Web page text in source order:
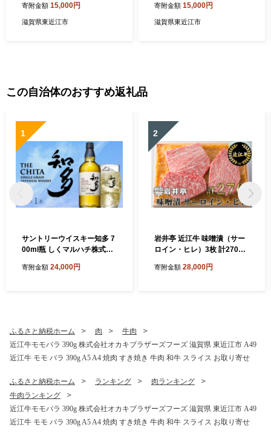
ーズ 滋賀県 東近江市 A-E08
近江牛 すき焼き しゃぶしゃ
寄附金額 15,000円
滋賀県東近江市
近江牛 焼肉 おまかせ 390g A
5 A4 モモ バラ 肩ロース 牛
寄附金額 15,000円
滋賀県東近江市
この自治体のおすすめ返礼品
1
サントリーウイスキー知多 7
00ml瓶 しくマルハチ株式会
イスキー 知多 シングルグレ
寄附金額 24,000円
2
岩井亭 近江牛 味噌漬（サー
ロイン・ヒレ）3枚 計270g
洛西店 滋賀県 東近江市 B-H
寄附金額 28,000円
ふるさと納税ホーム 肉
牛肉
近江牛モモバラ 390g 株式会社オカキブラザーズフーズ 滋賀県 東近江市 A49
近江牛 モモ バラ 390g A5 A4 焼肉 すき焼き 牛肉 和牛 スライス お取り寄せ
ふるさと納税ホーム ランキング
肉ランキング
牛肉ランキング
近江牛モモバラ 390g 株式会社オカキブラザーズフーズ 滋賀県 東近江市 A49
近江牛 モモ バラ 390g A5 A4 焼肉 すき焼き 牛肉 和牛 スライス お取り寄せ